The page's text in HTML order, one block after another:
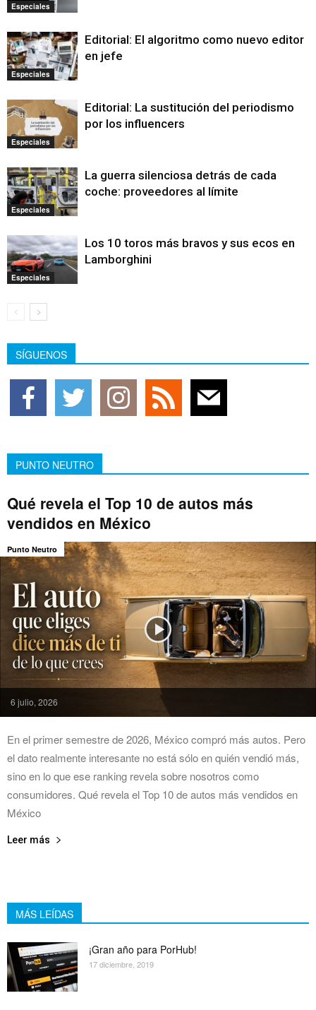
Especiales
Especiales
Editorial: El algoritmo como nuevo editor
en jefe
Especiales
Editorial: La sustitución del periodismo
por los influencers
Especiales
La guerra silenciosa detrás de cada
coche: proveedores al límite
Especiales
Los 10 toros más bravos y sus ecos en
Lamborghini
SÍGUENOS
PUNTO NEUTRO
Qué revela el Top 10 de autos más
vendidos en México
6 julio, 2026
Punto Neutro
En el primer semestre de 2026, México compró más autos. Pero
el dato realmente interesante no está sólo en quién vendió más,
sino en lo que ese ranking revela sobre nosotros como
consumidores. Qué revela el Top 10 de autos más vendidos en
México
Leer más
MÁS LEÍDAS
¡Gran año para PorHub!
17 diciembre, 2019